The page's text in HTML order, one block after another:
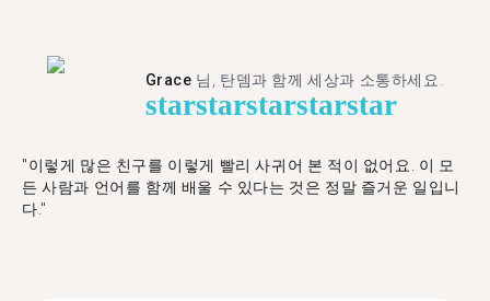
Grace 님, 탄뎀과 함께 세상과 소통하세요.
starstarstarstarstar
"이렇게 많은 친구를 이렇게 빨리 사귀어 본 적이 없어요. 이 모
든 사람과 언어를 함께 배울 수 있다는 것은 정말 즐거운 일입니
다."